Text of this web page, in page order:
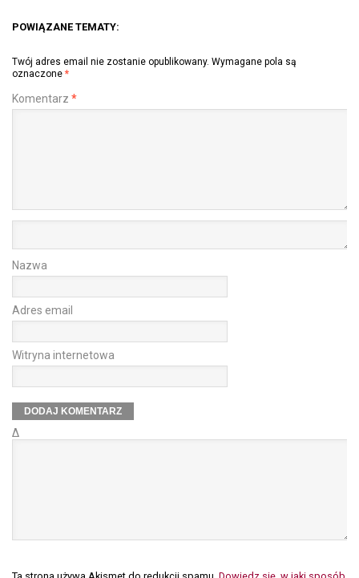
POWIĄZANE TEMATY:
Twój adres email nie zostanie opublikowany. Wymagane pola są
oznaczone *
Komentarz *
Nazwa
Adres email
Witryna internetowa
Δ